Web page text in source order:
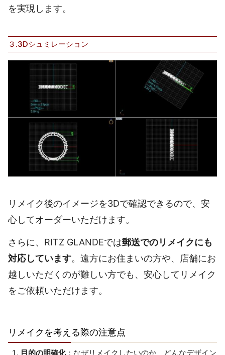
を実現します。
３.3Dシュミレーション
リメイク後のイメージを3Dで確認できるので、安
心してオーダーいただけます。
さらに、RITZ GLANDEでは郵送でのリメイクにも
対応しています。遠方にお住まいの方や、店舗にお
越しいただくのが難しい方でも、安心してリメイク
をご依頼いただけます。
リメイクを考える際の注意点
目的の明確化：なぜリメイクしたいのか、どんなデザイン